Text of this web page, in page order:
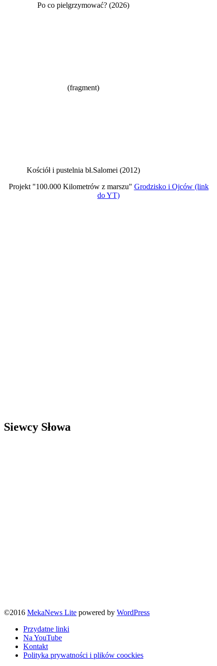
Po co pielgrzymować? (2026)
(fragment)
Kościół i pustelnia bł.Salomei (2012)
Projekt "100.000 Kilometrów z marszu" Grodzisko i Ojców (link
do YT)
Siewcy Słowa
©2016 MekaNews Lite powered by WordPress
Przydatne linki
Na YouTube
Kontakt
Polityka prywatności i plików coockies